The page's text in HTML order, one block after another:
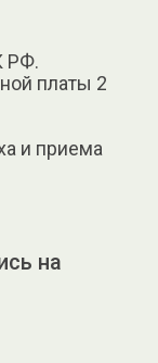
РФ.
платы 2
и приема
на